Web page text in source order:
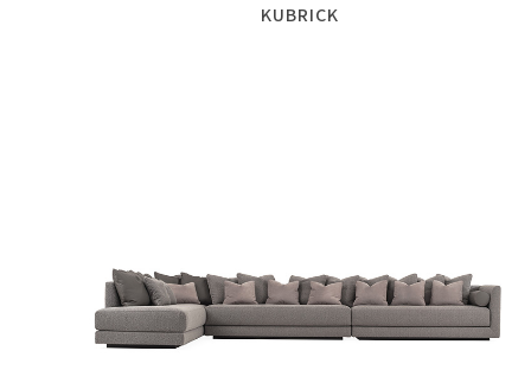
KUBRICK